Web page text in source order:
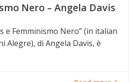
Nero – Angela Davis
e Femminismo Nero” (in italian
Alegre), di Angela Davis, è